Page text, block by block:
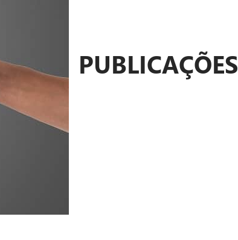
PUBLICAÇÕES